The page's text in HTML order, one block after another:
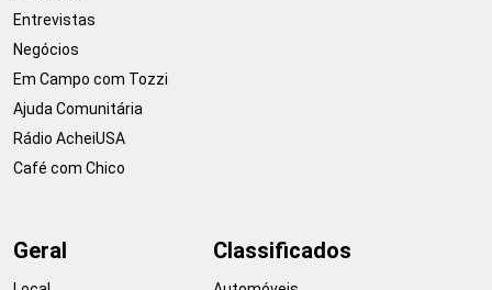
Entrevistas
Negócios
Em Campo com Tozzi
Ajuda Comunitária
Rádio AcheiUSA
Café com Chico
Geral Classificados